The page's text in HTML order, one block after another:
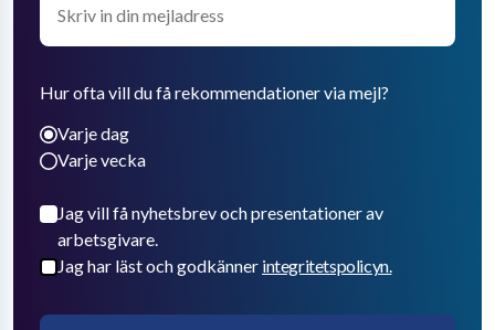
Hur ofta vill du få rekommendationer via mejl?
Varje dag
Varje vecka
Jag vill få nyhetsbrev och presentationer av
arbetsgivare.
Jag har läst och godkänner integritetspolicyn.